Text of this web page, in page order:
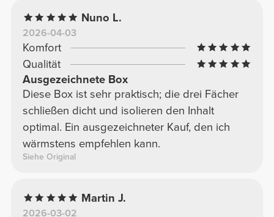
Nuno L.
2026-04-03
Komfort
Qualität
Ausgezeichnete Box
Diese Box ist sehr praktisch; die drei Fächer
schließen dicht und isolieren den Inhalt
optimal. Ein ausgezeichneter Kauf, den ich
wärmstens empfehlen kann.
Siehe Original
Martin J.
2026-03-02